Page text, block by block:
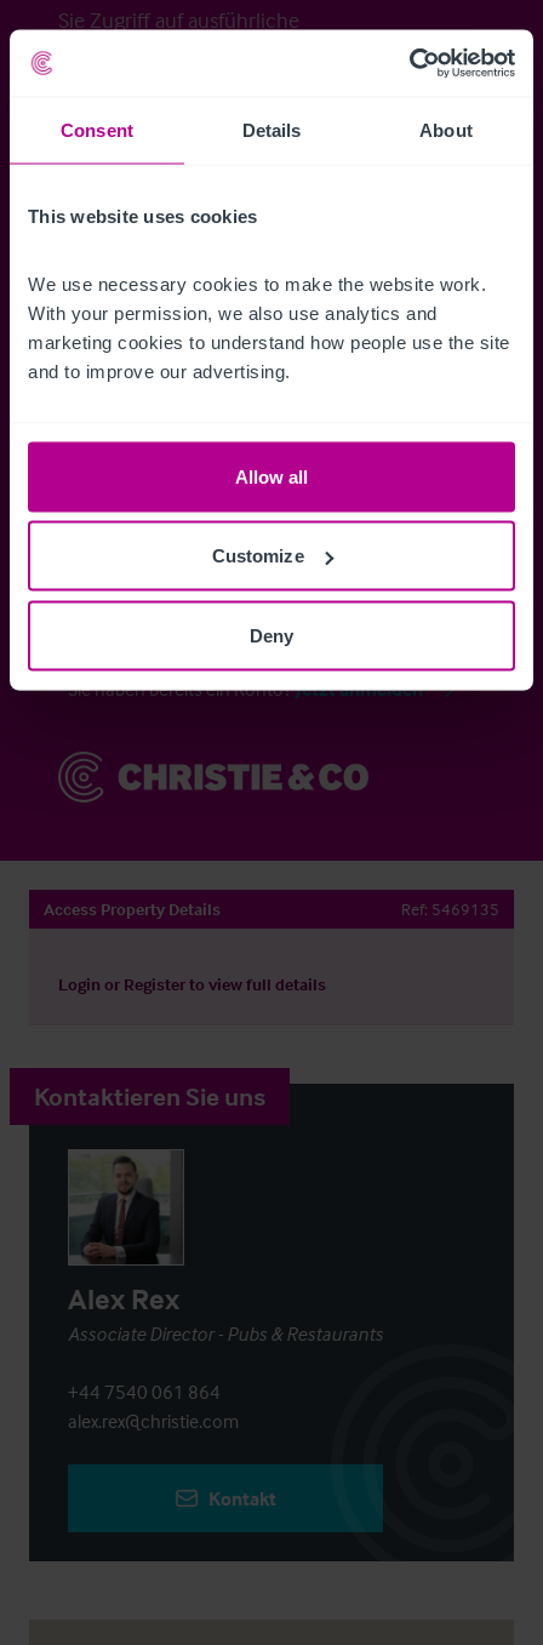
Consent Details About
This website uses cookies
We use necessary cookies to make the website work.
With your permission, we also use analytics and
marketing cookies to understand how people use the site
and to improve our advertising.
Allow all
Customize
Deny
Sie Zugriff auf ausführliche
Veraufsinformationen, erweiterte Suche über
Suchkriterien zu speichern und
Benachrichtigungen für neuen Objekten zu
Zugriff auf alle
Informationen
Verkaufsmandate - exklusiv für
Speichern
Suchkriterien
Sie haben bereits ein Konto? Jetzt anmelden
Access Property Details Ref: 5469135
Login or Registerto view full details
Kontaktieren Sie uns
Alex Rex
Associate Director - Pubs & Restaurants
+44 7540 061 864
alex.rex@christie.com
Kontakt